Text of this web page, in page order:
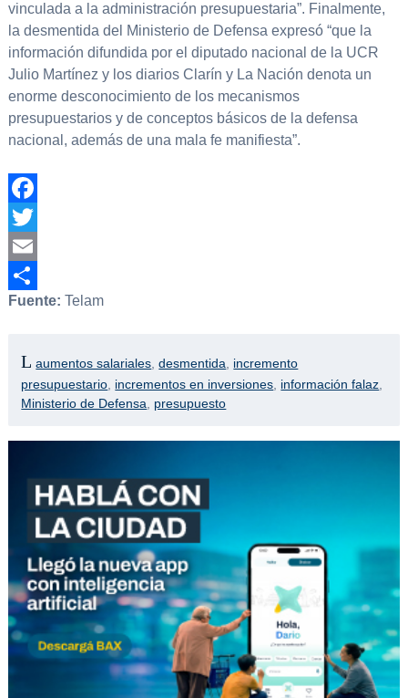
vinculada a la administración presupuestaria”. Finalmente,
la desmentida del Ministerio de Defensa expresó “que la
información difundida por el diputado nacional de la UCR
Julio Martínez y los diarios Clarín y La Nación denota un
enorme desconocimiento de los mecanismos
presupuestarios y de conceptos básicos de la defensa
nacional, además de una mala fe manifiesta”.
Facebook
Twitter
Email
Compartir
Fuente: Telam
aumentos salariales ,desmentida
incremento
presupuestario incrementos en inversiones información falaz
Ministerio de Defensa
presupuesto